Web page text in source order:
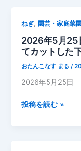
か
り
し
ま
た
日
ね
ぎ
成
記
な
ねぎ, 園芸・家庭
2026年5月
てカットした
おたんこなす まる/
2026年5月25日
2026
投稿を読む »